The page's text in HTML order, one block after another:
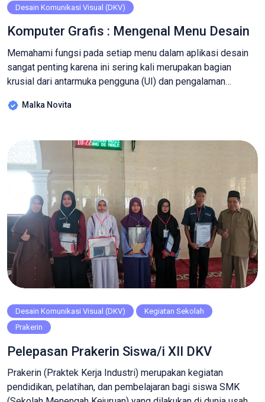
Desain Komunikasi Visual (DKV)
Komputer Grafis : Mengenal Menu Desain
Memahami fungsi pada setiap menu dalam aplikasi desain
sangat penting karena ini sering kali merupakan bagian
krusial dari antarmuka pengguna (UI) dan pengalaman
visual, tetapi juga aspek fungsionalitas dan usability.
merancang desain yang tidak hanya menarik secara visual
tetapi […]
Malka Novita
Desain Komunikasi Visual (DKV)
Kegiatan Sekolah
Prakerin
Pelepasan Prakerin Siswa/i XII DKV
Prakerin (Praktek Kerja Industri) merupakan kegiatan
pendidikan, pelatihan, dan pembelajaran bagi siswa SMK